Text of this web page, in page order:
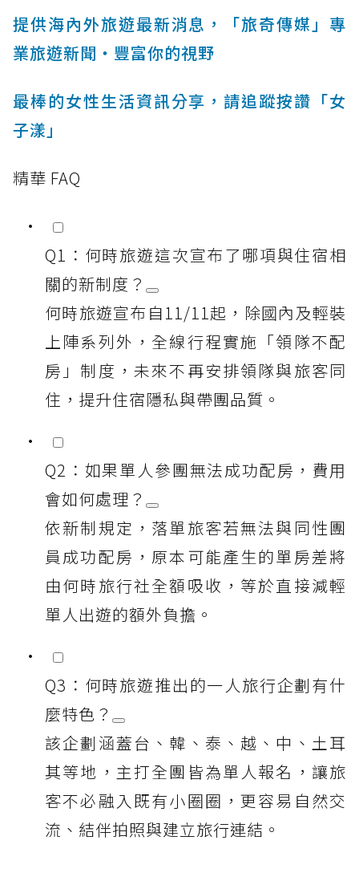
提供海內外旅遊最新消息，「旅奇傳媒」專
業旅遊新聞‧豐富你的視野
最棒的女性生活資訊分享，請追蹤按讚「女
子漾」
精華 FAQ
Q1：何時旅遊這次宣布了哪項與住宿相
關的新制度？
何時旅遊宣布自11/11起，除國內及輕裝
上陣系列外，全線行程實施「領隊不配
房」制度，未來不再安排領隊與旅客同
住，提升住宿隱私與帶團品質。
Q2：如果單人參團無法成功配房，費用
會如何處理？
依新制規定，落單旅客若無法與同性團
員成功配房，原本可能產生的單房差將
由何時旅行社全額吸收，等於直接減輕
單人出遊的額外負擔。
Q3：何時旅遊推出的一人旅行企劃有什
麼特色？
該企劃涵蓋台、韓、泰、越、中、土耳
其等地，主打全團皆為單人報名，讓旅
客不必融入既有小圈圈，更容易自然交
流、結伴拍照與建立旅行連結。